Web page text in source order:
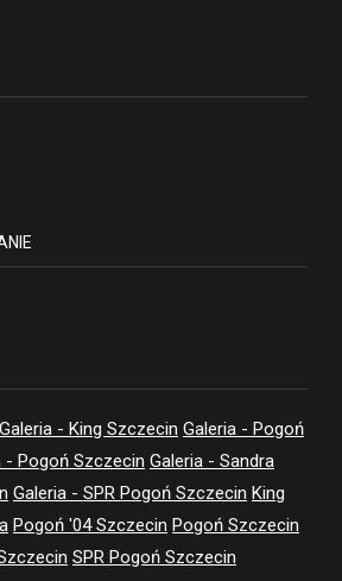
Galeria - King Szczecin Galeria - Pogoń
- Pogoń Szczecin Galeria - Sandra
Galeria - SPR Pogoń Szczecin King
Pogoń '04 Szczecin Pogoń Szczecin
SPR Pogoń Szczecin